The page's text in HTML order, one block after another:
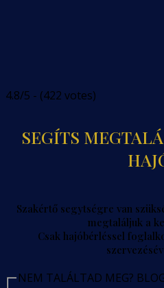
4.8/5 - (422 votes)
SEGÍTS
Szakértő segytségre van
megtaláljuk a
Csak hajóbérléssel
NEM TALÁLTAD MEG?